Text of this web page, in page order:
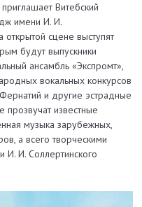
Витебский
имени И. И.
сцене выступят
будут выпускники
ансамбль «Экспромт»,
вокальных конкурсов
и другие эстрадные
прозвучат известные
музыка зарубежных,
а всего творческими
И. И. Соллертинского